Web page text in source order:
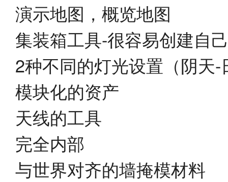
演示地图，概览地图
集装箱工具-很容易创建自
2种不同的灯光设置（阴天-
模块化的资产
天线的工具
完全内部
与世界对齐的墙掩模材料